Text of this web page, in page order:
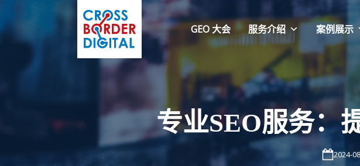
GEO 大会 服务介绍 案例展示
专业SEO服务：
2024-